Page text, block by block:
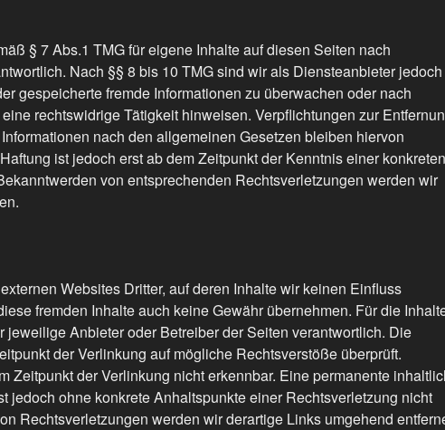
§ 7 Abs.1 TMG für eigene Inhalte auf diesen Seiten nach
Nach §§ 8 bis 10 TMG sind wir als Diensteanbieter jedoch
gespeicherte fremde Informationen zu überwachen oder nach
rechtswidrige Tätigkeit hinweisen. Verpflichtungen zur
nach den allgemeinen Gesetzen bleiben hiervon
ist jedoch erst ab dem Zeitpunkt der Kenntnis einer konkreten
von entsprechenden Rechtsverletzungen werden wir
Websites Dritter, auf deren Inhalte wir keinen Einfluss
fremden Inhalte auch keine Gewähr übernehmen. Für die
jeweilige Anbieter oder Betreiber der Seiten verantwortlich. Die
der Verlinkung auf mögliche Rechtsverstöße überprüft.
Zeitpunkt der Verlinkung nicht erkennbar. Eine permanente
jedoch ohne konkrete Anhaltspunkte einer Rechtsverletzung nicht
Rechtsverletzungen werden wir derartige Links umgehend